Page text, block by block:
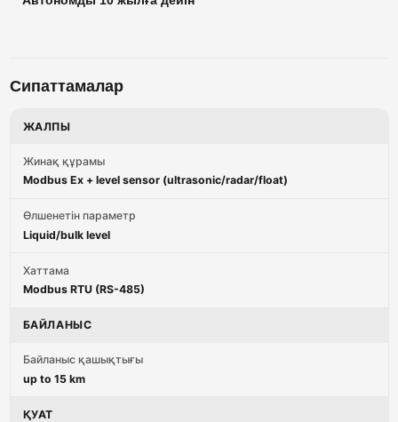
Сипаттамалар
ЖАЛПЫ
Жинақ құрамы
Modbus Ex + level sensor (ultrasonic/radar/float)
Өлшенетін параметр
Liquid/bulk level
Хаттама
Modbus RTU (RS-485)
БАЙЛАНЫС
Байланыс қашықтығы
up to 15 km
ҚУАТ